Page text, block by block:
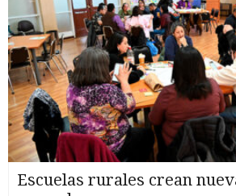
Escuelas rurales crean